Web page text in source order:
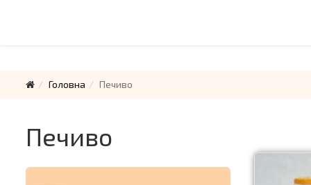
Головна Печиво
Печиво